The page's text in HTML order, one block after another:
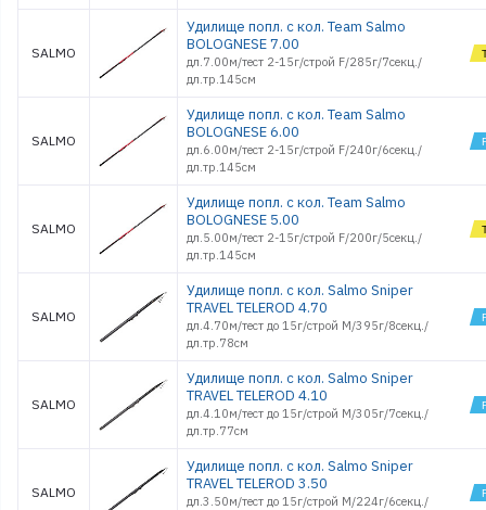
SALMO
Удилище попл. с кол. Team Salmo
BOLOGNESE 7.00
дл.7.00м/тест 2-15г/строй F/285г/7секц./
дл.тр.145см
SALMO
Удилище попл. с кол. Team Salmo
BOLOGNESE 6.00
дл.6.00м/тест 2-15г/строй F/240г/6секц./
дл.тр.145см
SALMO
Удилище попл. с кол. Team Salmo
BOLOGNESE 5.00
дл.5.00м/тест 2-15г/строй F/200г/5секц./
дл.тр.145см
SALMO
Удилище попл. с кол. Salmo Sniper
TRAVEL TELEROD 4.70
дл.4.70м/тест до 15г/строй M/395г/8секц./
дл.тр.78см
SALMO
Удилище попл. с кол. Salmo Sniper
TRAVEL TELEROD 4.10
дл.4.10м/тест до 15г/строй M/305г/7секц./
дл.тр.77см
SALMO
Удилище попл. с кол. Salmo Sniper
TRAVEL TELEROD 3.50
дл.3.50м/тест до 15г/строй M/224г/6секц./